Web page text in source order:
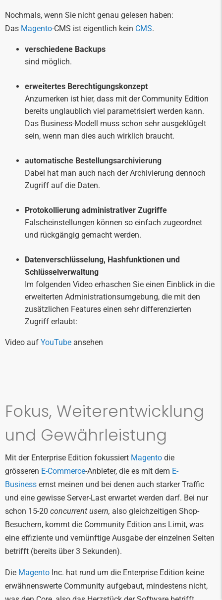
Nochmals, wenn Sie nicht genau gelesen haben:
Das Magento-CMS ist eigentlich kein CMS.
verschiedene Backups
sind möglich.
erweitertes Berechtigungskonzept
Anzumerken ist hier, dass mit der Community Edition
bereits unglaublich viel parametrisiert werden kann.
Das Business-Modell muss schon sehr ausgeklügelt
sein, wenn man dies auch wirklich braucht.
automatische Bestellungsarchivierung
Dabei hat man auch nach der Archivierung dennoch
Zugriff auf die Daten.
Protokollierung administrativer Zugriffe
Falscheinstellungen können so einfach zugeordnet
und rückgängig gemacht werden.
Datenverschlüsselung, Hashfunktionen und
Schlüsselverwaltung
Im folgenden Video erhaschen Sie einen Einblick in die
erweiterten Administrationsumgebung, die mit den
zusätzlichen Features einen sehr differenzierten
Zugriff erlaubt:
Video auf YouTube ansehen
Fokus, Weiterentwicklung
und Gewährleistung
Mit der Enterprise Edition fokussiert Magento die
grösseren E-Commerce-Anbieter, die es mit dem E-
Business ernst meinen und bei denen auch starker Traffic
und eine gewisse Server-Last erwartet werden darf. Bei nur
schon 15-20 concurrent usern, also gleichzeitigen Shop-
Besuchern, kommt die Community Edition ans Limit, was
eine effiziente und vernünftige Ausgabe der einzelnen Seiten
betrifft (bereits über 3 Sekunden).
Die Magento Inc. hat rund um die Enterprise Edition keine
erwähnenswerte Community aufgebaut, mindestens nicht,